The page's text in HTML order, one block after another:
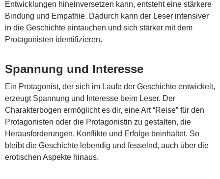
Entwicklungen hineinversetzen kann, entsteht eine stärkere
Bindung und Empathie. Dadurch kann der Leser intensiver
in die Geschichte eintauchen und sich stärker mit dem
Protagonisten identifizieren.
Spannung und Interesse
Ein Protagonist, der sich im Laufe der Geschichte entwickelt,
erzeugt Spannung und Interesse beim Leser. Der
Charakterbogen ermöglicht es dir, eine Art “Reise” für den
Protagonisten oder die Protagonistin zu gestalten, die
Herausforderungen, Konflikte und Erfolge beinhaltet. So
bleibt die Geschichte lebendig und fesselnd, auch über die
erotischen Aspekte hinaus.